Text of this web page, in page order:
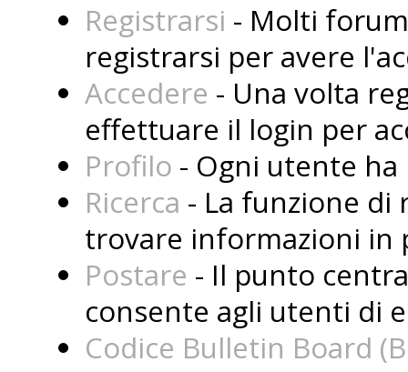
Registrarsi - Molti
registrarsi per avere
Accedere - Una volta
effettuare il login per
Profilo - Ogni utente
Ricerca - La funzione
trovare informazioni in
Postare - Il punto
consente agli utenti di
Codice Bulletin Board